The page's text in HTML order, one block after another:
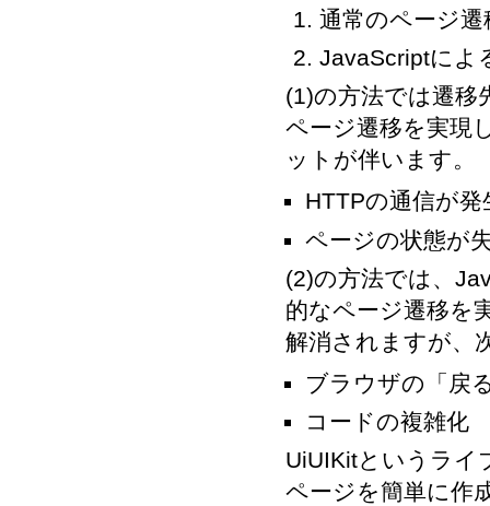
通常のページ
JavaScriptによ
(1)の方法では遷
ページ遷移を実現
ットが伴います。
HTTPの通信が
ページの状態が
(2)の方法では、
的なページ遷移を
解消されますが、
ブラウザの「戻
コードの複雑化
UiUIKitというライ
ページを簡単に作